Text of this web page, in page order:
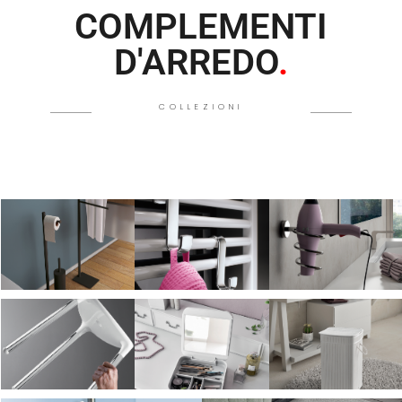
COMPLEMENTI
D'ARREDO.
COLLEZIONI
Piantane
SCOPRI
Appendiabiti
SCOPRI
Porta phon
Sgabelli
SCOPRI
Organizer
SCOPRI
Portabiancheria
SCOPRI